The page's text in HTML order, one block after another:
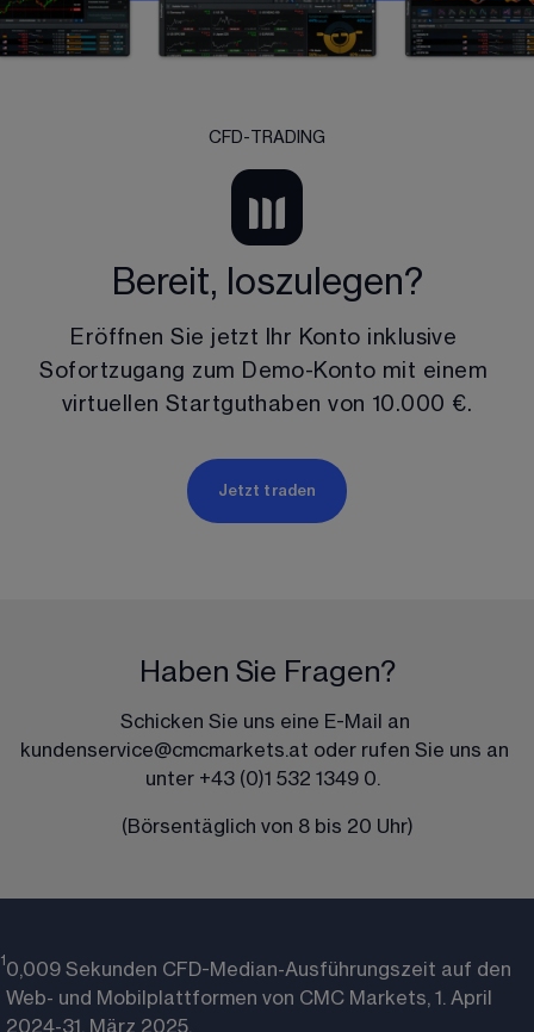
CFD-TRADING
Bereit, loszulegen?
Eröffnen Sie jetzt Ihr Konto inklusive
Sofortzugang zum Demo-Konto mit einem
virtuellen Startguthaben von 10.000 €.
Jetzt traden
Haben Sie Fragen?
Schicken Sie uns eine E-Mail an
kundenservice@cmcmarkets.at oder rufen Sie uns an
unter +43 (0)1 532 1349 0.
(Börsentäglich von 8 bis 20 Uhr)
1 0,009 Sekunden CFD-Median-Ausführungszeit auf den
Web- und Mobilplattformen von CMC Markets, 1. April
2024-31. März 2025.